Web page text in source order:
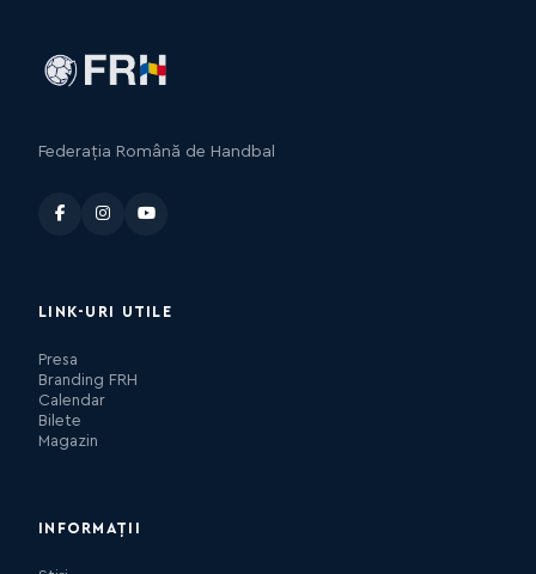
Federația Română de Handbal
LINK-URI UTILE
Presa
Branding FRH
Calendar
Bilete
Magazin
INFORMAȚII